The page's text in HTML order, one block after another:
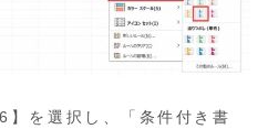
を選択し、「条件付き書